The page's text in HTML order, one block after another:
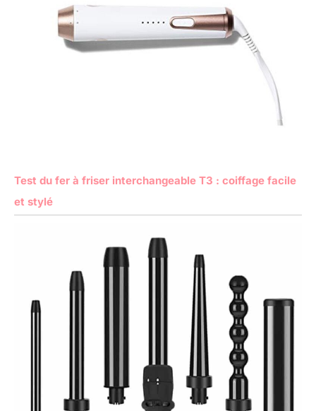
Test du fer à friser interchangeable T3 : coiffage facile
et stylé